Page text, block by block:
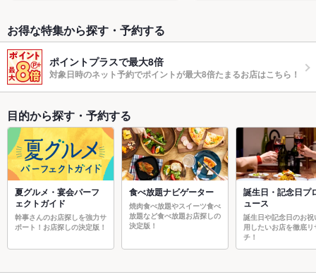
お得な特集から探す・予約する
ポイントプラスで最大8倍
対象日時のネット予約でポイントが最大8倍たまるお店はこちら！
目的から探す・予約する
夏グルメ・宴会パーフ
ェクトガイド
幹事さんのお店探しを強力サ
ポート！お店探しの決定版！
食べ放題ナビゲーター
焼肉食べ放題やスイーツ食べ
放題など食べ放題お店探しの
決定版！
誕生日・記念日プ
ュース
誕生日や記念日のお祝
用したいお店を徹底リ
チ！